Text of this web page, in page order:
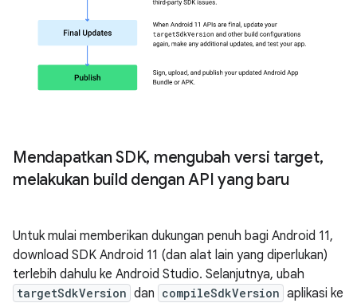
Mendapatkan SDK, mengubah versi target,
melakukan build dengan API yang baru
Untuk mulai memberikan dukungan penuh bagi Android 11,
download SDK Android 11 (dan alat lain yang diperlukan)
terlebih dahulu ke Android Studio. Selanjutnya, ubah
targetSdkVersion dan compileSdkVersion aplikasi ke